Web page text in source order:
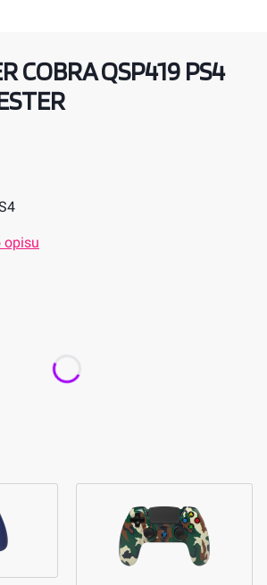
COBRA QSP419 PS4
opisu
mogą różnić się ceną